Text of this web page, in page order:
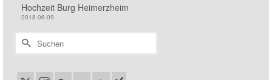
Hochzeit Burg Heimerzheim
2018-06-09
Suchen
nach: